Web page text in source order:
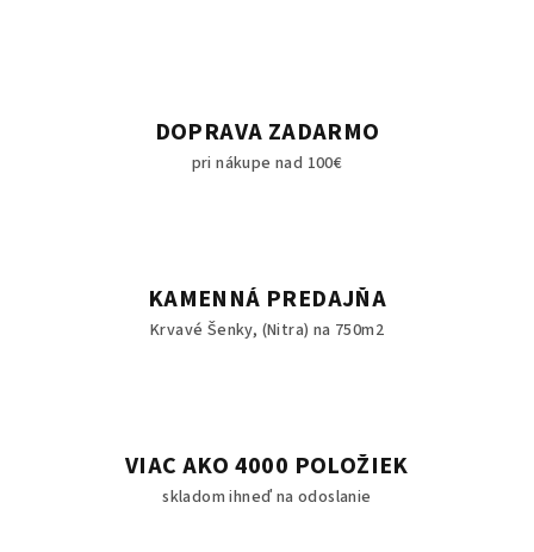
DOPRAVA ZADARMO
pri nákupe nad 100€
KAMENNÁ PREDAJŇA
Krvavé Šenky, (Nitra) na 750m2
VIAC AKO 4000 POLOŽIEK
skladom ihneď na odoslanie